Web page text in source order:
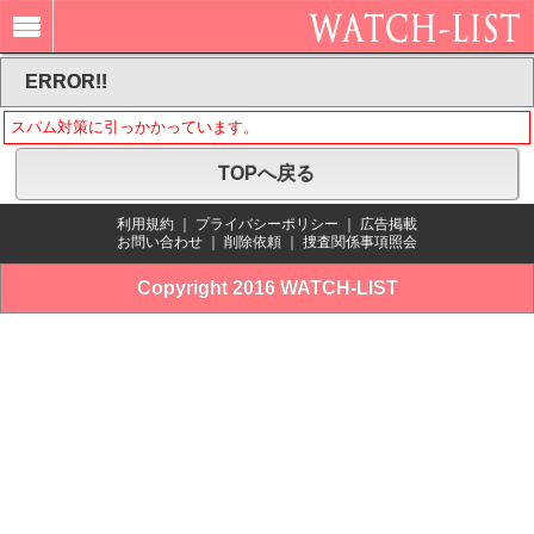
ERROR!!
スパム対策に引っかかっています。
TOPへ戻る
利用規約 プライバシーポリシー
広告掲載
お問い合わせ
削除依頼 捜査関係事項照会
Copyright 2016 WATCH-LIST